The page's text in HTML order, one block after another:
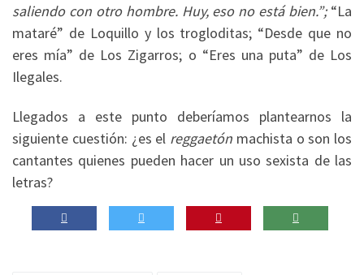
saliendo con otro hombre. Huy, eso no está bien.”;“La
mataré” de Loquillo y los trogloditas; “Desde que no
eres mía” de Los Zigarros; o “Eres una puta” de Los
Ilegales.
Llegados a este punto deberíamos plantearnos la
siguiente cuestión: ¿es el reggaetón machista o son los
cantantes quienes pueden hacer un uso sexista de las
letras?